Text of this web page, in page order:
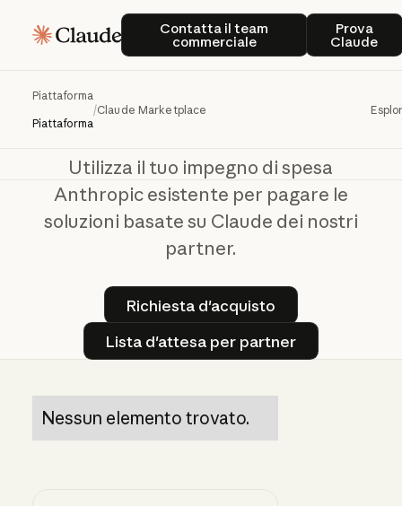
Contatta il team
commerciale
Contatta il team commerciale
Prova
Claude
Prova
Piattaforma
Piattaforma
/Claude Marketplace
ClaudeMarketplace
Utilizza il tuo impegno di spesa
Anthropic esistente per pagare le
soluzioni basate su Claude dei nostri
partner.
Richiesta d'acquisto
Richiesta d'acquisto
Lista d'attesa per partner
Lista d'attesa per partner
Nessun elemento trovato.